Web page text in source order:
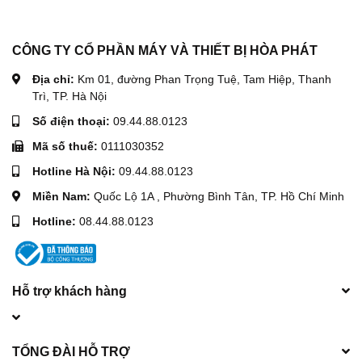
CÔNG TY CỔ PHẦN MÁY VÀ THIẾT BỊ HÒA PHÁT
Địa chỉ: Km 01, đường Phan Trọng Tuệ, Tam Hiệp, Thanh
Trì, TP. Hà Nội
Số điện thoại: 09.44.88.0123
Mã số thuế: 0111030352
Hotline Hà Nội: 09.44.88.0123
Miền Nam: Quốc Lộ 1A , Phường Bình Tân, TP. Hồ Chí Minh
Hotline: 08.44.88.0123
Hỗ trợ khách hàng
TỔNG ĐÀI HỖ TRỢ